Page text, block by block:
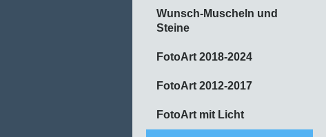
Wunsch-Muscheln und
Steine
FotoArt 2018-2024
FotoArt 2012-2017
FotoArt mit Licht